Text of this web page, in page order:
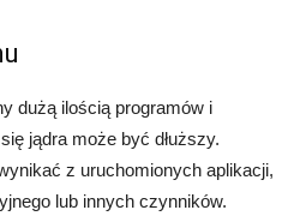
dużą ilością programów i
jądra może być dłuższy.
z uruchomionych aplikacji,
lub innych czynników.